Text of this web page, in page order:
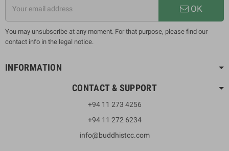
OK
You may unsubscribe at any moment. For that purpose, please find our
contact info in the legal notice.
INFORMATION
CONTACT & SUPPORT
+94 11 273 4256
+94 11 272 6234
info@buddhistcc.com